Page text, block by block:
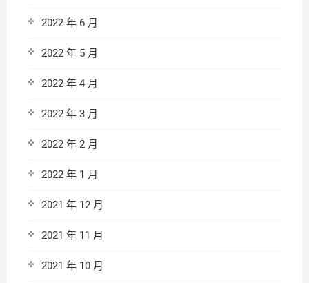
2022 年 6 月
2022 年 5 月
2022 年 4 月
2022 年 3 月
2022 年 2 月
2022 年 1 月
2021 年 12 月
2021 年 11 月
2021 年 10 月